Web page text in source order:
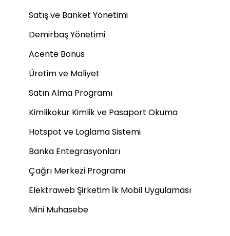
Satış ve Banket Yönetimi
Demirbaş Yönetimi
Acente Bonus
Üretim ve Maliyet
Satın Alma Programı
Kimlikokur Kimlik ve Pasaport Okuma
Hotspot ve Loglama Sistemi
Banka Entegrasyonları
Çağrı Merkezi Programı
Elektraweb Şirketim İk Mobil Uygulaması
Mini Muhasebe